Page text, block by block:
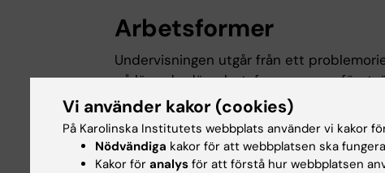
Arbetsformer
Undervisningen utgår från ett
på lärande där arbetsformerna ger
tar ansvar för sitt lärande. De
praktiska demonstrationer och övningar,
arbete i grupp. Mellan kursmöten sker
i en webbaserad lärplattform.
Vi använder kakor (cookies)
På Karolinska Institutets webbplats använder vi kakor
Nödvändiga kakor för att webbplatsen ska
Kakor för analys för att förstå hur webbplatsen